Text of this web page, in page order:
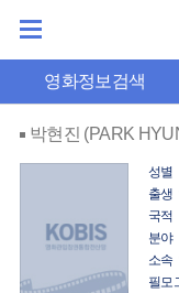
영화정보검색
박현진 (PARK
성별
출생
국적
분야
소속
필모